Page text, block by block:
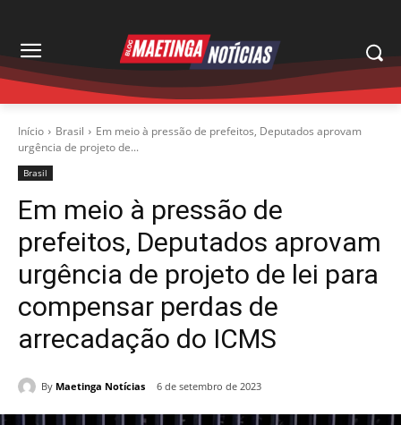
Início Brasil
Em meio à pressão de prefeitos, Deputados aprovam
urgência de projeto de...
Brasil
Em meio à pressão de
prefeitos, Deputados aprovam
urgência de projeto de lei para
compensar perdas de
arrecadação do ICMS
By Maetinga Notícias 6 de setembro de 2023